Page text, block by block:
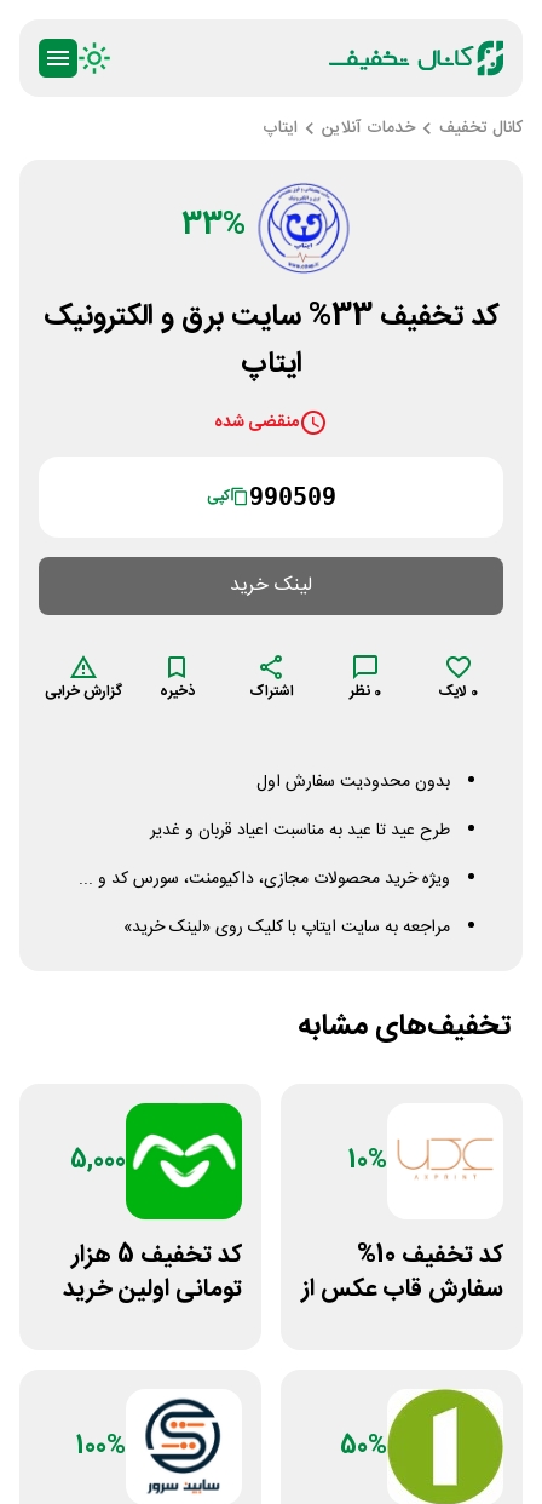
کانال تخفیف خدمات آنلاین ایتاپ
33%
کد تخفیف 33% سایت برق و الکترونیک
ایتاپ
منقضی شده
990509 کپی
لینک خرید
0 لایک 0 نظر اشتراک ذخیره گزارش خرابی
بدون محدودیت سفارش اول
طرح عید تا عید به مناسبت اعیاد قربان و غدیر
ویژه خرید محصولات مجازی، داکیومنت، سورس کد و ...
مراجعه به سایت ایتاپ با کلیک روی «لینک خرید»
تخفیف‌های مشابه
10%
کد تخفیف 10%
سفارش قاب عکس از
5,000
کد تخفیف 5 هزار
تومانی اولین خرید
50%
100%